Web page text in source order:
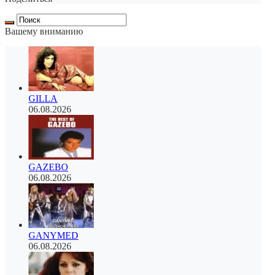
Вашему вниманию
GILLA
06.08.2026
GAZEBO
06.08.2026
GANYMED
06.08.2026